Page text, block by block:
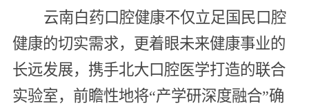
云南白药口腔健康不仅立足国民口腔
健康的切实需求，更着眼未来健康事业的
长远发展，携手北大口腔医学打造的联合
实验室，前瞻性地将“产学研深度融合”确